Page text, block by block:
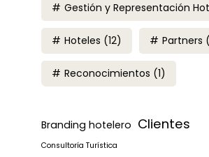
Gestión y Representación
Hoteles (12) Partners
Reconocimientos (1)
Branding hotelero Clientes
Consultoría Turística